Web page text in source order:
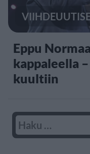
Eppu
kappaleella
kuultiin